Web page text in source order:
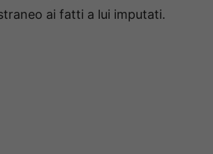
ai fatti a lui imputati.